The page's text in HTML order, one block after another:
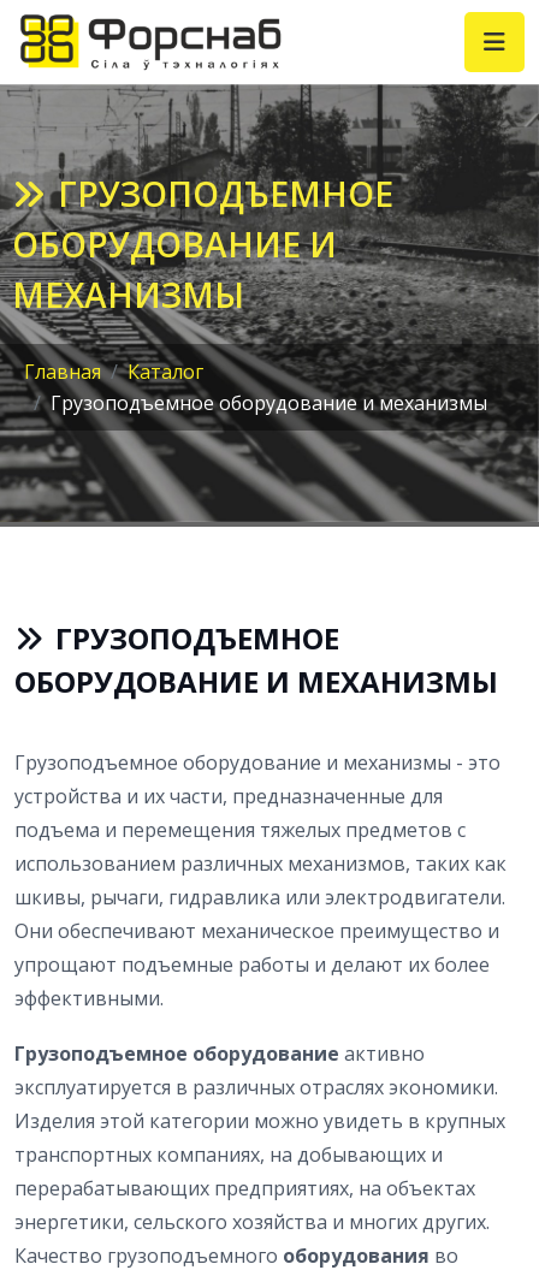
ГРУЗОПОДЪЕМНОЕ
ОБОРУДОВАНИЕ И
МЕХАНИЗМЫ
Главная
Каталог
Грузоподъемное оборудование и механизмы
ГРУЗОПОДЪЕМНОЕ
ОБОРУДОВАНИЕ И МЕХАНИЗМЫ
Грузоподъемное оборудование и механизмы - это
устройства и их части, предназначенные для
подъема и перемещения тяжелых предметов с
использованием различных механизмов, таких как
шкивы, рычаги, гидравлика или электродвигатели.
Они обеспечивают механическое преимущество и
упрощают подъемные работы и делают их более
эффективными.
Грузоподъемное оборудование активно
эксплуатируется в различных отраслях экономики.
Изделия этой категории можно увидеть в крупных
транспортных компаниях, на добывающих и
перерабатывающих предприятиях, на объектах
энергетики, сельского хозяйства и многих других.
Качество грузоподъемного оборудования во